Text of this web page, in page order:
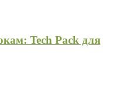
Tech Pack для